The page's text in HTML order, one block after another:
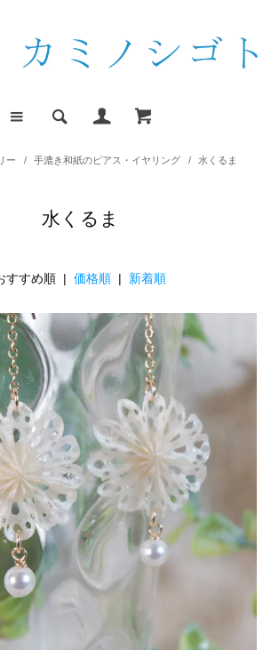
ー / 手漉き和紙のピアス・イヤリング / 水くるま
水くるま
すすめ順 | 価格順 | 新着順